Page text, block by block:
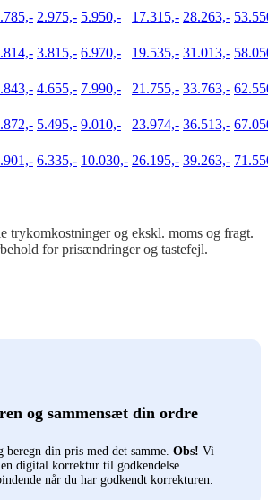
2.975,- 5.950,- 17.315,- 28.263,-
3.815,- 6.970,- 19.535,- 31.013,-
4.655,- 7.990,- 21.755,- 33.763,-
5.495,- 9.010,- 23.974,- 36.513,-
6.335,- 10.030,- 26.195,- 39.263,-
trykomkostninger og ekskl. moms og fragt.
for prisændringer og tastefejl.
og sammensæt din ordre
din pris med det samme. Obs! Vi
digital korrektur til godkendelse.
når du har godkendt korrekturen.